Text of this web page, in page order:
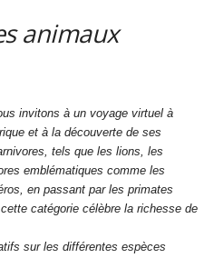
animaux
invitons à un voyage virtuel à
et à la découverte de ses
tels que les lions, les
emblématiques comme les
en passant par les primates
catégorie célèbre la richesse de
sur les différentes espèces